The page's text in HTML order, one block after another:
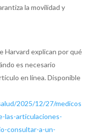
la movilidad y
Harvard explican por qué
es necesario
en línea. Disponible
2025/12/27/medicos
las-articulaciones-
consultar-a-un-